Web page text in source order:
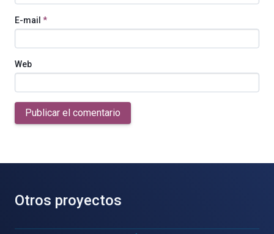
E-mail *
Web
Publicar el comentario
Otros proyectos